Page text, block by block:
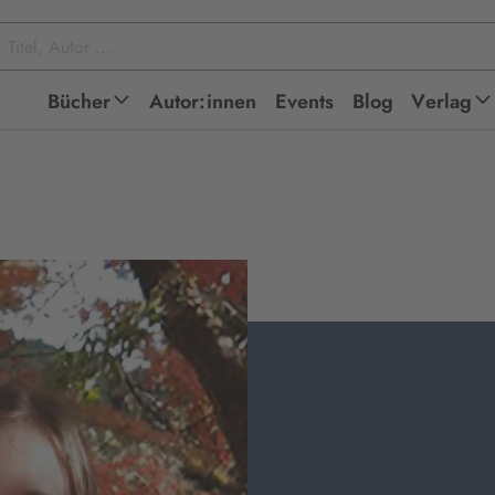
Bücher Autor:innen Events Blog Verlag